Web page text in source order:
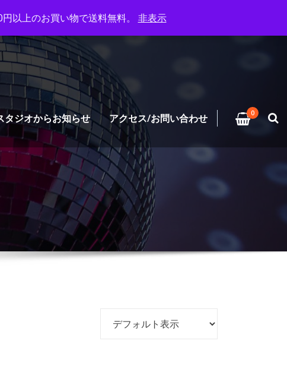
タジオからお知らせ アクセス/お問い合わせ 0
以上のお買い物で送料無料。 非表示